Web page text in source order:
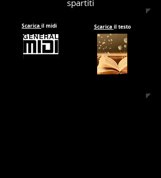
spartiti
Scarica il midi Scarica il testo